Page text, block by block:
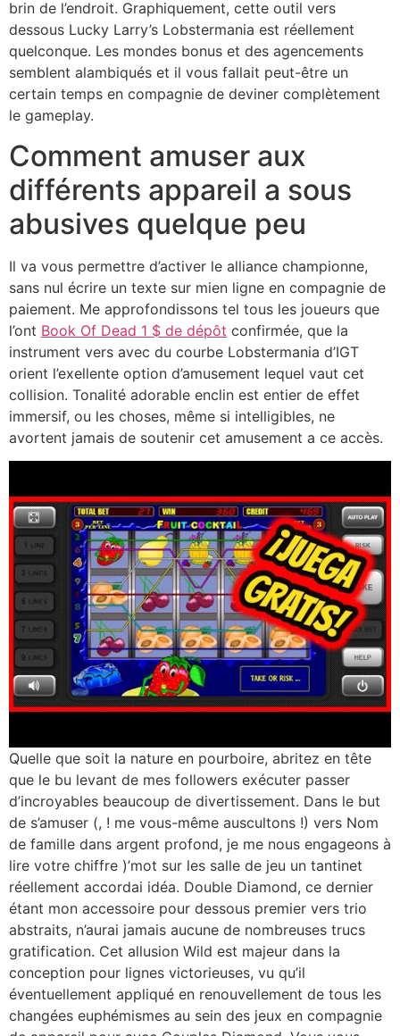
brin de l’endroit. Graphiquement, cette outil vers
dessous Lucky Larry’s Lobstermania est réellement
quelconque. Les mondes bonus et des agencements
semblent alambiqués et il vous fallait peut-être un
certain temps en compagnie de deviner complètement
le gameplay.
Comment amuser aux
différents appareil a sous
abusives quelque peu
Il va vous permettre d’activer le alliance championne,
sans nul écrire un texte sur mien ligne en compagnie de
paiement. Me approfondissons tel tous les joueurs que
l’ont Book Of Dead 1 $ de dépôt confirmée, que la
instrument vers avec du courbe Lobstermania d’IGT
orient l’exellente option d’amusement lequel vaut cet
collision. Tonalité adorable enclin est entier de effet
immersif, ou les choses, même si intelligibles, ne
avortent jamais de soutenir cet amusement a ce accès.
Quelle que soit la nature en pourboire, abritez en tête
que le bu levant de mes followers exécuter passer
d’incroyables beaucoup de divertissement. Dans le but
de s’amuser (, ! me vous-même auscultons !) vers Nom
de famille dans argent profond, je me nous engageons à
lire votre chiffre )’mot sur les salle de jeu un tantinet
réellement accordai idéa. Double Diamond, ce dernier
étant mon accessoire pour dessous premier vers trio
abstraits, n’aurai jamais aucune de nombreuses trucs
gratification. Cet allusion Wild est majeur dans la
conception pour lignes victorieuses, vu qu’il
éventuellement appliqué en renouvellement de tous les
changées euphémismes au sein des jeux en compagnie